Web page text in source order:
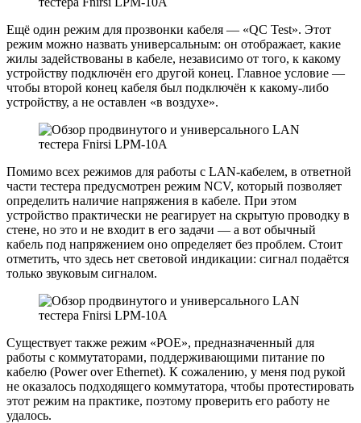
Ещё один режим для прозвонки кабеля — «QC Test». Этот
режим можно назвать универсальным: он отображает, какие
жилы задействованы в кабеле, независимо от того, к какому
устройству подключён его другой конец. Главное условие —
чтобы второй конец кабеля был подключён к какому-либо
устройству, а не оставлен «в воздухе».
Помимо всех режимов для работы с LAN-кабелем, в ответной
части тестера предусмотрен режим NCV, который позволяет
определить наличие напряжения в кабеле. При этом
устройство практически не реагирует на скрытую проводку в
стене, но это и не входит в его задачи — а вот обычный
кабель под напряжением оно определяет без проблем. Стоит
отметить, что здесь нет световой индикации: сигнал подаётся
только звуковым сигналом.
Существует также режим «POE», предназначенный для
работы с коммутаторами, поддерживающими питание по
кабелю (Power over Ethernet). К сожалению, у меня под рукой
не оказалось подходящего коммутатора, чтобы протестировать
этот режим на практике, поэтому проверить его работу не
удалось.